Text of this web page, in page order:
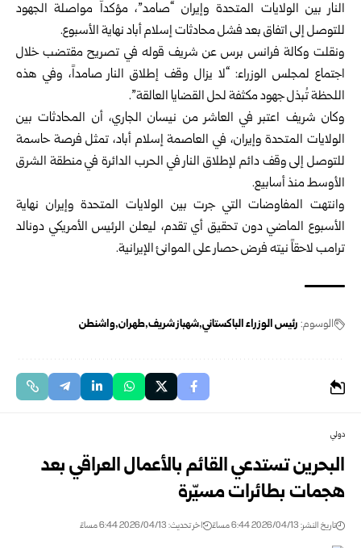
النار بين الولايات المتحدة وإيران “صامد”، مؤكداً مواصلة الجهود
للتوصل إلى اتفاق بعد فشل محادثات إسلام أباد نهاية الأسبوع.
ونقلت وكالة فرانس برس عن شريف قوله في تصريح مقتضب خلال
اجتماع لمجلس الوزراء: “لا يزال وقف إطلاق النار صامداً، وفي هذه
اللحظة تُبذل جهود مكثفة لحل القضايا العالقة”.
وكان شريف اعتبر في العاشر من نيسان الجاري، أن المحادثات بين
الولايات المتحدة وإيران، في العاصمة إسلام أباد، تمثل فرصة حاسمة
للتوصل إلى وقف دائم لإطلاق النار في الحرب الدائرة في منطقة الشرق
الأوسط منذ ‌أسابيع.
وانتهت المفاوضات التي جرت بين الولايات المتحدة وإيران نهاية
الأسبوع الماضي دون تحقيق أي تقدم، ليعلن الرئيس الأمريكي دونالد
ترامب لاحقاً نيته فرض حصار على الموانئ الإيرانية.
الوسوم: رئيس الوزراء الباكستاني شهباز شريف طهران واشنطن
دولي
البحرين تستدعي القائم بالأعمال العراقي بعد
هجمات بطائرات مسيّرة
تاريخ النشر: 2026/04/13 6:44 مساءً اخر تحديث: 2026/04/13 6:44 مساءً